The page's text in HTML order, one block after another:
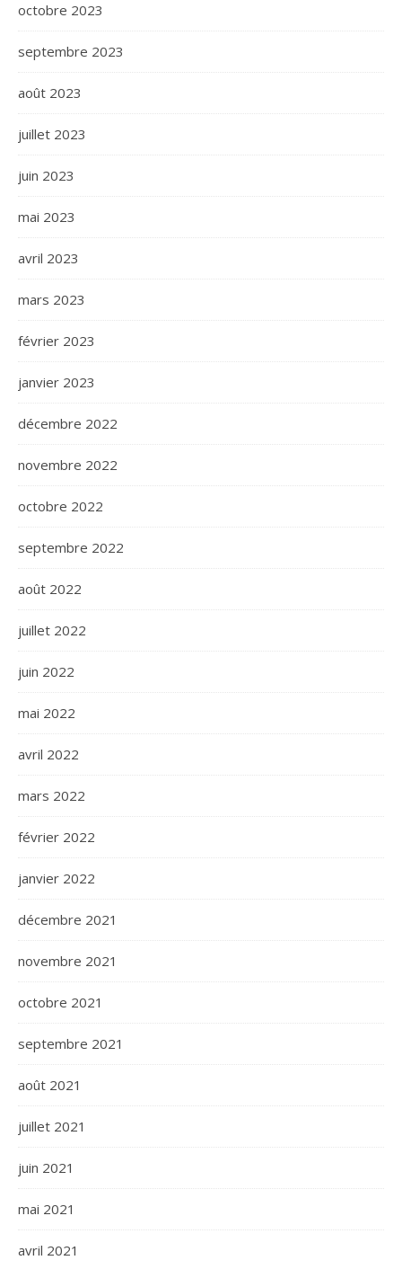
octobre 2023
septembre 2023
août 2023
juillet 2023
juin 2023
mai 2023
avril 2023
mars 2023
février 2023
janvier 2023
décembre 2022
novembre 2022
octobre 2022
septembre 2022
août 2022
juillet 2022
juin 2022
mai 2022
avril 2022
mars 2022
février 2022
janvier 2022
décembre 2021
novembre 2021
octobre 2021
septembre 2021
août 2021
juillet 2021
juin 2021
mai 2021
avril 2021